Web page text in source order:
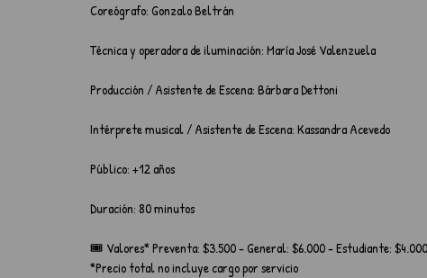
Coreógrafo: Gonzalo Beltrán
Técnica y operadora de iluminación: María José Valenzuela
Producción / Asistente de Escena: Bárbara Dettoni
Intérprete musical / Asistente de Escena: Kassandra Acevedo
Público: +12 años
Duración: 80 minutos
🎟️ Valores* Preventa: $3.500 - General: $6.000 - Estudiante:
*Precio total no incluye cargo por servicio